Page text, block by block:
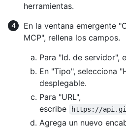
herramientas.
En la ventana emergente
MCP", rellena los campos.
Para "Id. de servidor",
En "Tipo", selecciona
desplegable.
Para "URL",
escribe
https://
Agrega un nuevo